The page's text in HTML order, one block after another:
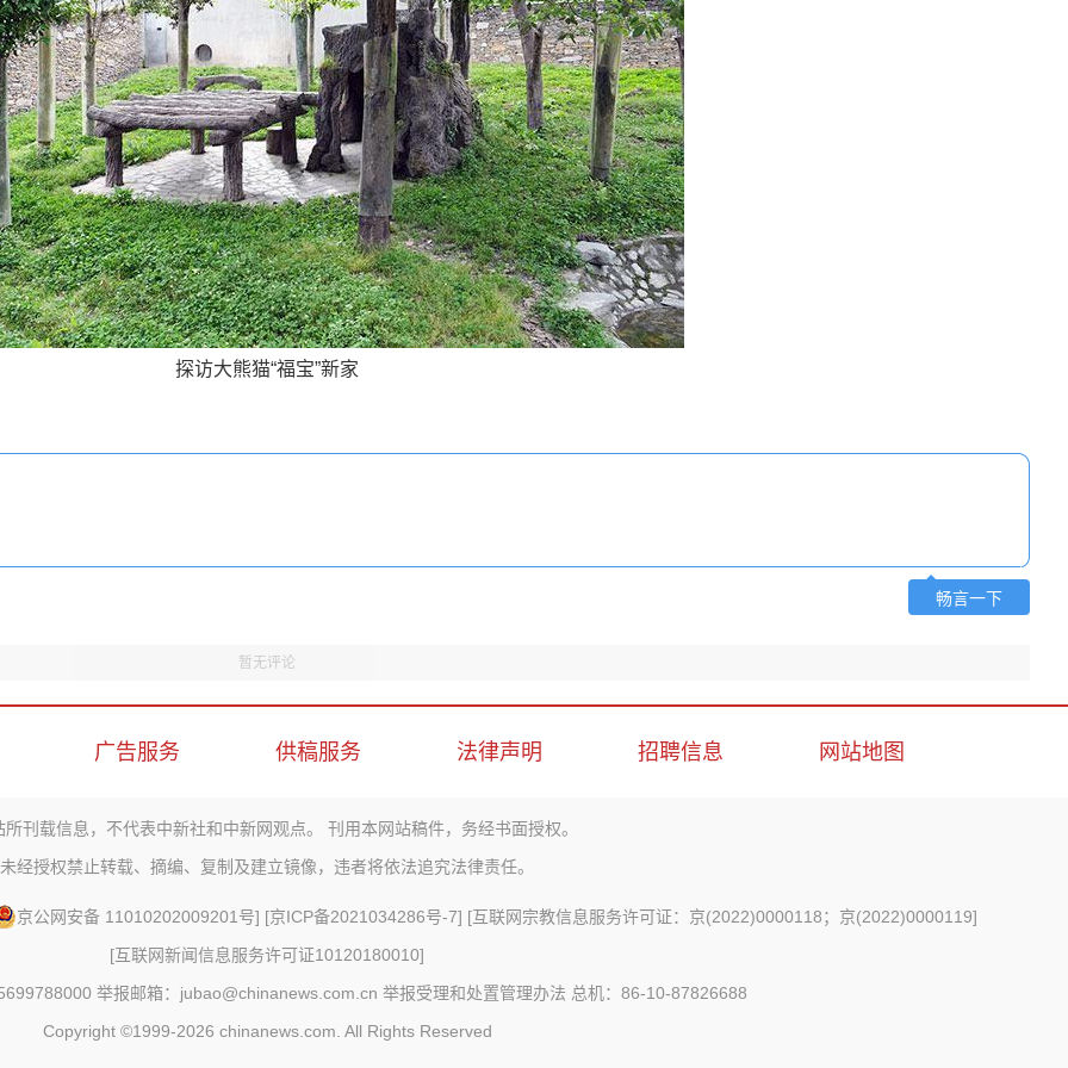
探访大熊猫“福宝”新家
畅言一下
暂无评论
广告服务 供稿服务 法律声明 招聘信息 网站地图
所刊载信息，不代表中新社和中新网观点。 刊用本网站稿件，务经书面授权。
未经授权禁止转载、摘编、复制及建立镜像，违者将依法追究法律责任。
京公网安备 11010202009201号] [京ICP备2021034286号-7] [互联网宗教信息服务许可证：京(2022)0000118；京(2022)0000119]
[互联网新闻信息服务许可证10120180010]
举报邮箱：jubao@chinanews.com.cn 举报受理和处置管理办法 总机：86-10-87826688
Copyright ©1999-2026 chinanews.com. All Rights Reserved